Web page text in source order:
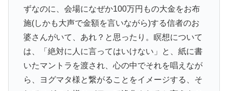
ずなのに、会場になぜか100万円もの大金をお布
施(しかも大声で金額を言いながら)する信者のお
婆さんがいて、あれ？と思ったり。瞑想について
は、「絶対に人に言ってはいけない」と、紙に書
いたマントラを渡され、心の中でそれを唱えなが
ら、ヨグマタ様と繋がることをイメージする、そ